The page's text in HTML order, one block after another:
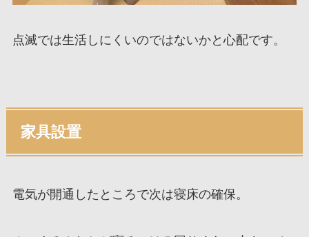
点滅では生活しにくいのではないかと心配です。
家具設置
電気が開通したところで次は寝床の確保。